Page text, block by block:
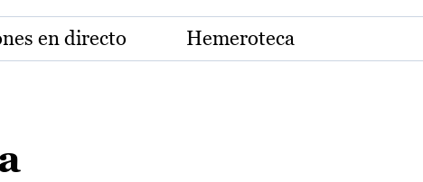
en directo Hemeroteca